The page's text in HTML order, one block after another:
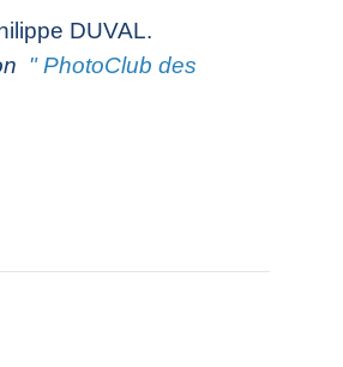
DUVAL.
"PhotoClub des